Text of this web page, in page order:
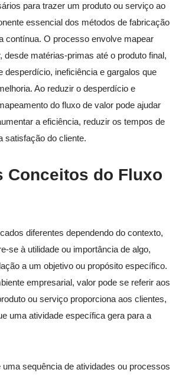
para trazer um produto ou serviço ao
essencial dos métodos de fabricação
contínua. O processo envolve mapear
desde matérias-primas até o produto final,
desperdício, ineficiência e gargalos que
Ao reduzir o desperdício e
do fluxo de valor pode ajudar
a eficiência, reduzir os tempos de
satisfação do cliente.
Conceitos do Fluxo
diferentes dependendo do contexto,
se à utilidade ou importância de algo,
a um objetivo ou propósito específico.
empresarial, valor pode se referir aos
ou serviço proporciona aos clientes,
uma atividade específica gera para a
uma sequência de atividades ou processos